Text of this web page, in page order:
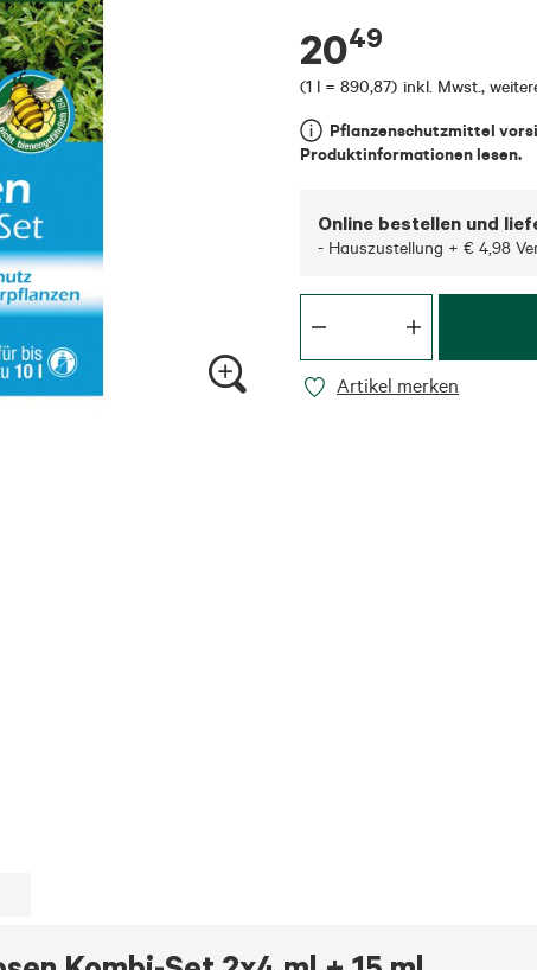
2049
(1 l = 890,87) inkl. Mwst.,
Pflanzenschutzmittel
Produktinformationen lesen.
Online bestellen und
- Hauszustellung + € 4,98
Artikel merken